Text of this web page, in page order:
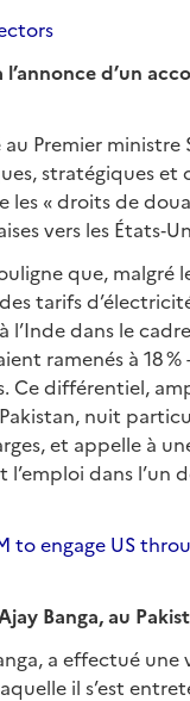
d’un
Premier
stratégiques et
« droits de
vers les
que, malgré
tarifs
l’Inde dans le
ramenés à 18
différentiel,
nuit
et appelle à
dans l’un
engage US
Banga, au
a effectué
il s’est